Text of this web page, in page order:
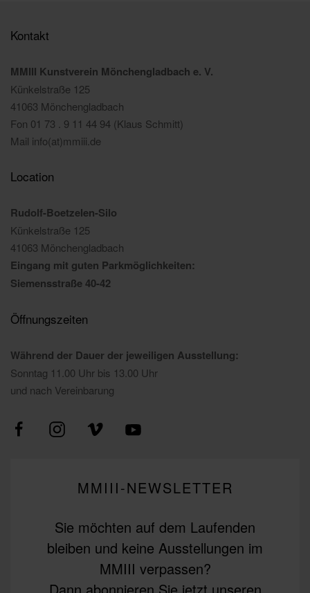
Kontakt
MMIII Kunstverein Mönchengladbach e. V.
Künkelstraße 125
41063 Mönchengladbach
Fon 01 73 . 9 11 44 94 (Klaus Schmitt)
Mail info(at)mmiii.de
Location
Rudolf-Boetzelen-Silo
Künkelstraße 125
41063 Mönchengladbach
Eingang mit guten Parkmöglichkeiten:
Siemensstraße 40-42
Öffnungszeiten
Während der Dauer der jeweiligen Ausstellung:
Sonntag 11.00 Uhr bis 13.00 Uhr
und nach Vereinbarung
MMIII-NEWSLETTER
Sie möchten auf dem Laufenden
bleiben und keine Ausstellungen im
MMIII verpassen?